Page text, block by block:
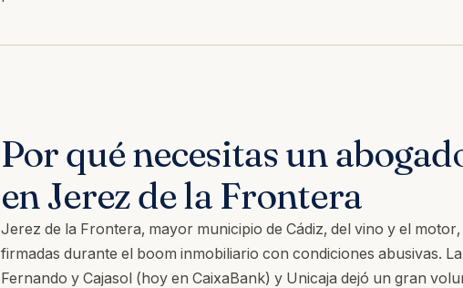
Por qué necesitas un
en Jerez de la Frontera
Jerez de la Frontera, mayor municipio de Cádiz, del vino y el
firmadas durante el boom inmobiliario con condiciones abusivas.
Fernando y Cajasol (hoy en CaixaBank) y Unicaja dejó un gran